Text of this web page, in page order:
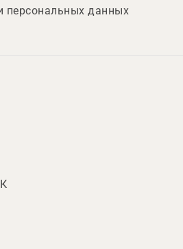
персональных данных